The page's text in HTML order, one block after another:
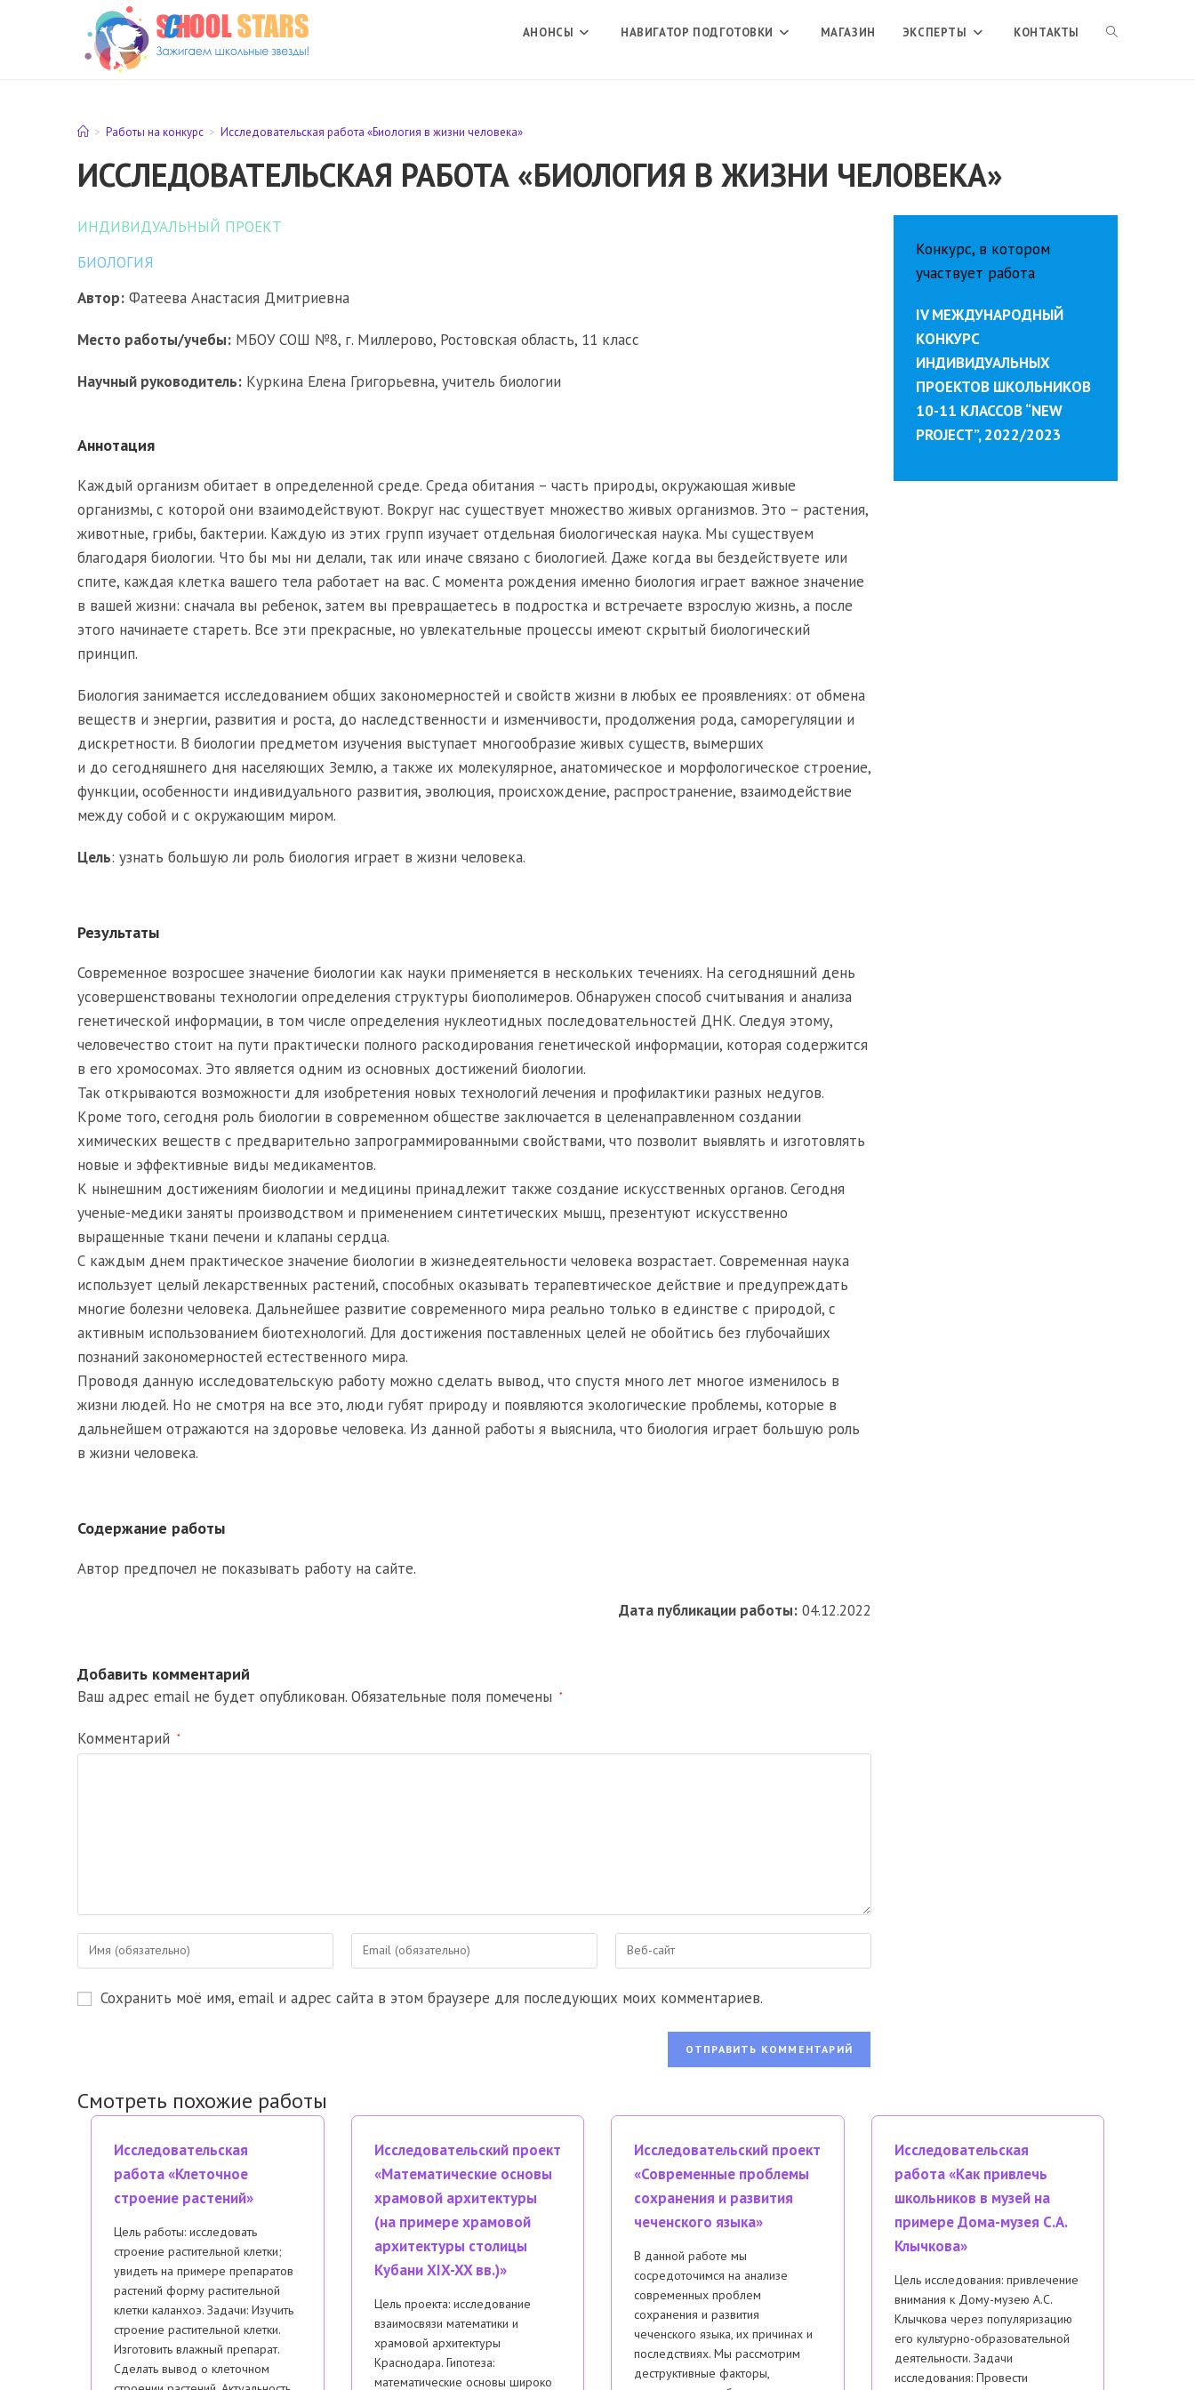
АНОНСЫ НАВИГАТОР ПОДГОТОВКИ МАГАЗИН ЭКСПЕРТЫ КОНТАКТЫ ПЕРЕКЛЮЧИТЬ
> Работы на конкурс > Исследовательская работа «Биология в жизни человека»
ИССЛЕДОВАТЕЛЬСКАЯ РАБОТА «БИОЛОГИЯ В ЖИЗНИ ЧЕЛОВЕКА»
ИНДИВИДУАЛЬНЫЙ ПРОЕКТ
БИОЛОГИЯ
Автор: Фатеева Анастасия Дмитриевна
Место работы/учебы: МБОУ СОШ №8, г. Миллерово, Ростовская область, 11 класс
Научный руководитель: Куркина Елена Григорьевна, учитель биологии
Аннотация
Каждый организм обитает в определенной среде. Среда обитания – часть природы, окружающая живые
организмы, с которой они взаимодействуют. Вокруг нас существует множество живых организмов. Это – растения,
животные, грибы, бактерии. Каждую из этих групп изучает отдельная биологическая наука. Мы существуем
благодаря биологии. Что бы мы ни делали, так или иначе связано с биологией. Даже когда вы бездействуете или
спите, каждая клетка вашего тела работает на вас. С момента рождения именно биология играет важное значение
в вашей жизни: сначала вы ребенок, затем вы превращаетесь в подростка и встречаете взрослую жизнь, а после
этого начинаете стареть. Все эти прекрасные, но увлекательные процессы имеют скрытый биологический
принцип.
Биология занимается исследованием общих закономерностей и свойств жизни в любых ее проявлениях: от обмена
веществ и энергии, развития и роста, до наследственности и изменчивости, продолжения рода, саморегуляции и
дискретности. В биологии предметом изучения выступает многообразие живых существ, вымерших
и до сегодняшнего дня населяющих Землю, а также их молекулярное, анатомическое и морфологическое строение,
функции, особенности индивидуального развития, эволюция, происхождение, распространение, взаимодействие
между собой и с окружающим миром.
Цель: узнать большую ли роль биология играет в жизни человека.
Результаты
Современное возросшее значение биологии как науки применяется в нескольких течениях. На сегодняшний день
усовершенствованы технологии определения структуры биополимеров. Обнаружен способ считывания и анализа
генетической информации, в том числе определения нуклеотидных последовательностей ДНК. Следуя этому,
человечество стоит на пути практически полного раскодирования генетической информации, которая содержится
в его хромосомах. Это является одним из основных достижений биологии.
Так открываются возможности для изобретения новых технологий лечения и профилактики разных недугов.
Кроме того, сегодня роль биологии в современном обществе заключается в целенаправленном создании
химических веществ с предварительно запрограммированными свойствами, что позволит выявлять и изготовлять
новые и эффективные виды медикаментов.
К нынешним достижениям биологии и медицины принадлежит также создание искусственных органов. Сегодня
ученые-медики заняты производством и применением синтетических мышц, презентуют искусственно
выращенные ткани печени и клапаны сердца.
С каждым днем практическое значение биологии в жизнедеятельности человека возрастает. Современная наука
использует целый лекарственных растений, способных оказывать терапевтическое действие и предупреждать
многие болезни человека. Дальнейшее развитие современного мира реально только в единстве с природой, с
активным использованием биотехнологий. Для достижения поставленных целей не обойтись без глубочайших
познаний закономерностей естественного мира.
Проводя данную исследовательскую работу можно сделать вывод, что спустя много лет многое изменилось в
жизни людей. Но не смотря на все это, люди губят природу и появляются экологические проблемы, которые в
дальнейшем отражаются на здоровье человека. Из данной работы я выяснила, что биология играет большую роль
в жизни человека.
Содержание работы
Автор предпочел не показывать работу на сайте.
Дата публикации работы: 04.12.2022
Добавить комментарий
Ваш адрес email не будет опубликован. Обязательные поля помечены *
Комментарий *
Введите
Введите
адрес,
Введите
веб-
Сохранить моё имя, email и адрес сайта в этом браузере для последующих моих комментариев.
Конкурс, в котором
участвует работа
IV МЕЖДУНАРОДНЫЙ
КОНКУРС
ИНДИВИДУАЛЬНЫХ
ПРОЕКТОВ ШКОЛЬНИКОВ
10-11 КЛАССОВ “NEW
PROJECT”, 2022/2023
Смотреть похожие работы
Исследовательская
работа «Клеточное
строение растений»
Цель работы: исследовать
строение растительной клетки;
увидеть на примере препаратов
растений форму растительной
клетки каланхоэ. Задачи: Изучить
строение растительной клетки.
Изготовить влажный препарат.
Сделать вывод о клеточном
Исследовательский проект
«Математические основы
храмовой архитектуры
(на примере храмовой
архитектуры столицы
Кубани XIX-XX вв.)»
Цель проекта: исследование
взаимосвязи математики и
храмовой архитектуры
Краснодара. Гипотеза:
математические основы широко
Исследовательский проект
«Современные проблемы
сохранения и развития
чеченского языка»
В данной работе мы
сосредоточимся на анализе
современных проблем
сохранения и развития
чеченского языка, их причинах и
последствиях. Мы рассмотрим
деструктивные факторы,
Исследовательская
работа «Как привлечь
школьников в музей на
примере Дома-музея С.А.
Клычкова»
Цель исследования: привлечение
внимания к Дому-музею А.С.
Клычкова через популяризацию
его культурно-образовательной
деятельности. Задачи
исследования: Провести